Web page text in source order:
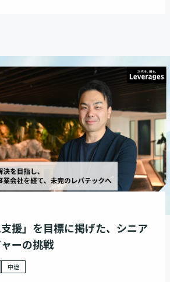
支援」を目標に掲げた、シニア
ーの挑戦
中途